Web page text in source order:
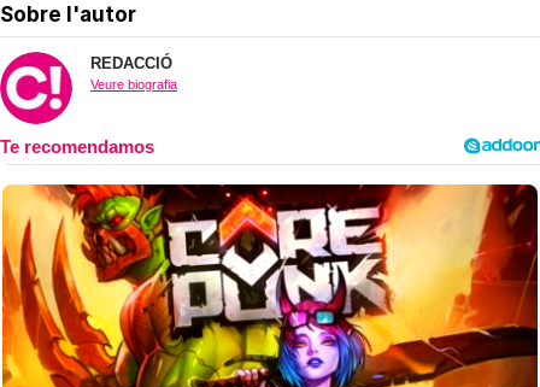
Sobre l'autor
REDACCIÓ
Veure biografia